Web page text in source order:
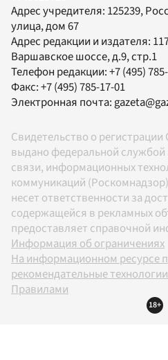
Адрес учредителя: 125239,
улица, дом 67
Адрес редакции и издателя:
Варшавское шоссе, д.9, стр.1
Телефон редакции:+7 (495)
Факс:+7 (495) 785-17-01
Электронная почта:
Свидетельство о
выдано федеральной службой
связи, информационных
коммуникаций
несет ответственности за
содержащейся в рекламных
предоставляет справочной
Информация об ограничениях
На информационном ресурсе
рекомендательные
Правилами
18+